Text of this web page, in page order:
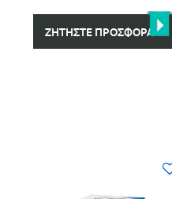
ΖΗΤΉΣΤΕ ΠΡΟΣΦΟΡΆ